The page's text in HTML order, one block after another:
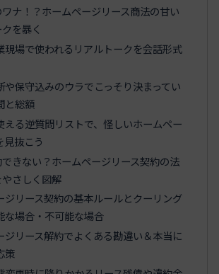
ナ！？ホームページリース商法の甘い
を暴く
現場で使われるリアルトークを会話形式
や保守込みのウラでこっそり決まってい
と総額
える逆質問リストで、怪しいホームペー
見抜こう
きない？ホームページリース契約の法
さしく図解
ジリース契約の基本ルールとクーリング
な場合・不可能な場合
ジリース解約でよくある勘違い＆本当に
策